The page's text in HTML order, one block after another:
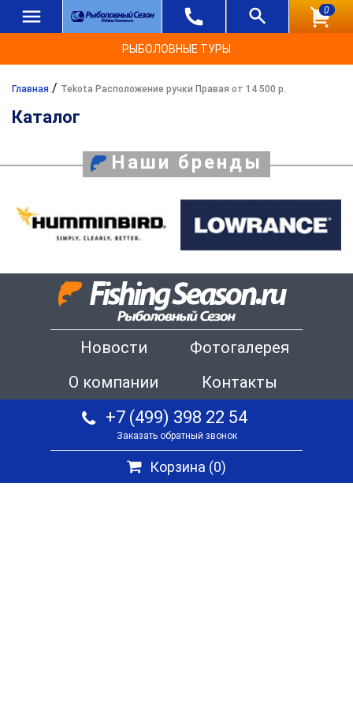
0
РЫБОЛОВНЫЕ ТУРЫ
Главная / Tekota Расположение ручки Правая от 14 500 р.
Каталог
Наши бренды
Новости
Фотогалерея
О компании
Контакты
+7 (499) 398 22 54
Заказать обратный звонок
Корзина (0)